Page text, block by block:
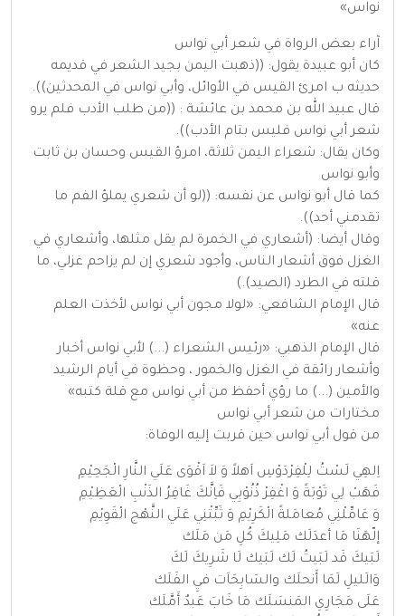
نواس»
آراء بعض الرواة في شعر أبي نواس
كان أبو عبيدة يقول: ((ذهبت اليمن بجيد الشعر في قديمه
حديثه ب امرئ القيس في الأوائل، وأبي نواس في المحدثين)).
قال عبيد الله بن محمد بن عائشة : ((من طلب الأدب فلم يرو
شعر أبي نواس فليس بتام الأدب)).
وكان يقال: شعراء اليمن ثلاثة، امرؤ القيس وحسان بن ثابت
وأبو نواس
كما قال أبو نواس عن نفسه: ((لو أن شعري يملؤ الفم ما
تقدمني أحد)).
وقال أيضا: (أشعاري في الخمرة لم يقل مثلها، وأشعاري في
الغزل فوق أشعار الناس، وأجود شعري إن لم يزاحم غزلي، ما
قلته في الطرد (الصيد).)
قال الإمام الشافعي: «لولا مجون أبي نواس لأخذت العلم
عنه»
قال الإمام الذهبي: «رئيس الشعراء (...) لأبي نواس أخبار
وأشعار رائقة في الغزل والخمور ، وحظوة في أيام الرشيد
والأمين (...) ما رؤي أحفظ من أبي نواس مع قلة كتبه»
مختارات من شعر أبي نواس
من قول أبي نواس حين قربت إليه الوفاة:
اِلهِي لَسْتُ لِلْفِرْدَوْسِ اَهلاً وَ لاَ اَقْوَى عَلَي النَّارِ الْجَحِيْمِ
فَهَبْ لِي تَوْبَةً وَ اغْفِرْ ذُنُوْبِي فَاِنَّكَ غَافِرُ الذَنْبِ الْعَظِيْمِ
وَ عَامِّلْنِي مُعامَلةً الْكَرِيْمِ وَ ثَبِّتْنِي عَلَي النَّهْج الْقَوِيْمِ
إلّهَنَا مَا أعدَلَك مَلِيكَ كُلِ مَن مَلَك
لَبَيكَ قَد لَبَيتُ لَك لَبَيك لَا شَرِيكَ لَكَ
وَالَليلِ لَمَا أَنحلَك والسَابِحَاَت فيِ الفَلَك
عَلَى مَجَارِىِ المَنسَلَك مَا خَابَ عَبدٌ أَمَّلَك